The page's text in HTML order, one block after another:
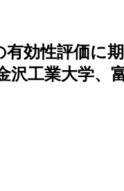
効性評価に
工業大学、